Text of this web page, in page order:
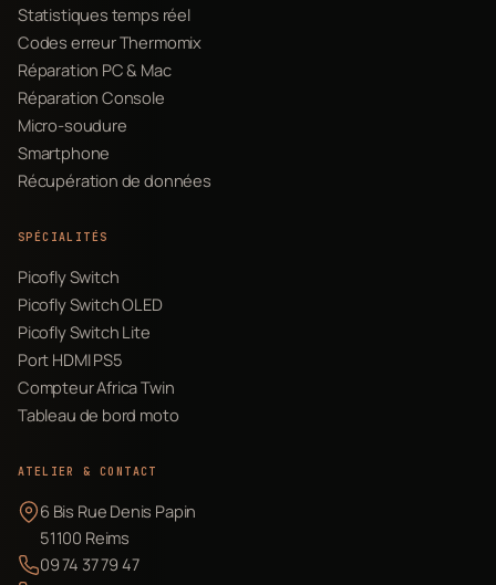
Statistiques temps réel
Codes erreur Thermomix
Réparation PC & Mac
Réparation Console
Micro-soudure
Smartphone
Récupération de données
SPÉCIALITÉS
Picofly Switch
Picofly Switch OLED
Picofly Switch Lite
Port HDMI PS5
Compteur Africa Twin
Tableau de bord moto
ATELIER & CONTACT
6 Bis Rue Denis Papin
51100 Reims
09 74 37 79 47